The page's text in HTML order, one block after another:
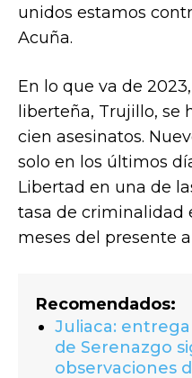
unidos estamos
Acuña.
En lo que va de
liberteña, Trujillo, se
cien asesinatos.
solo en los últimos
Libertad en una de
tasa de criminalidad
meses del presente
Recomendados:
Juliaca:
de Serenazgo
observaciones